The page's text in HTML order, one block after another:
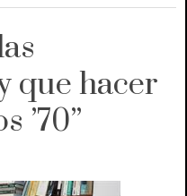
que hacer
’70”